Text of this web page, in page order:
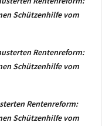
Schützenhilfe vom
Rentenreform:
Schützenhilfe vom
Rentenreform:
Schützenhilfe vom